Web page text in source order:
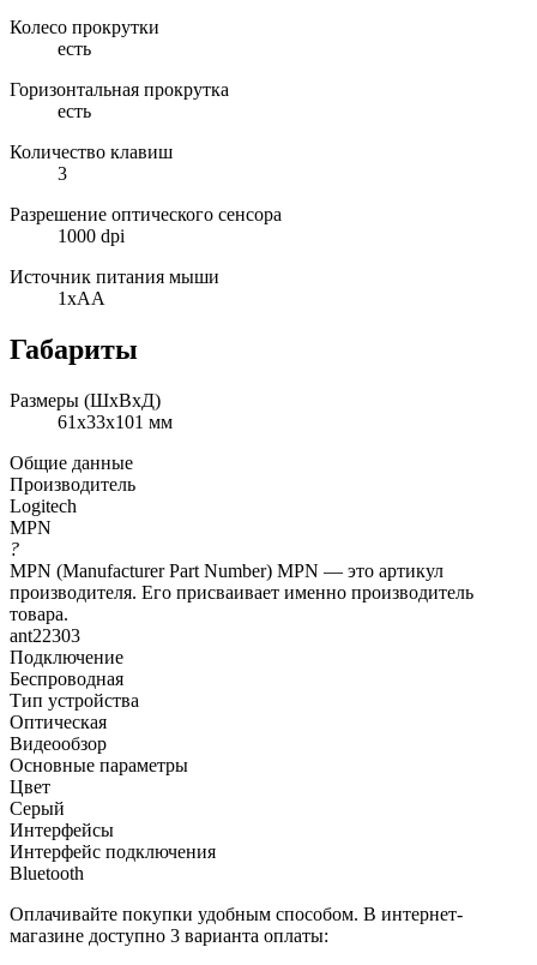
Колесо прокрутки
есть
Горизонтальная прокрутка
есть
Количество клавиш
3
Разрешение оптического сенсора
1000 dpi
Источник питания мыши
1xAA
Габариты
Размеры (ШxВxД)
61x33x101 мм
Общие данные
Производитель
Logitech
MPN
?
MPN (Manufacturer Part Number) MPN — это артикул
производителя. Его присваивает именно производитель
товара.
ant22303
Подключение
Беспроводная
Тип устройства
Оптическая
Видеообзор
Основные параметры
Цвет
Серый
Интерфейсы
Интерфейс подключения
Bluetooth
Оплачивайте покупки удобным способом. В интернет-
магазине доступно 3 варианта оплаты: